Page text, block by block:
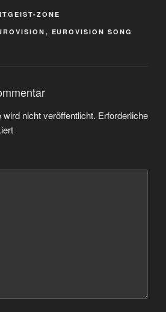
ZONE
, EUROVISION SONG
nicht veröffentlicht. Erforderliche